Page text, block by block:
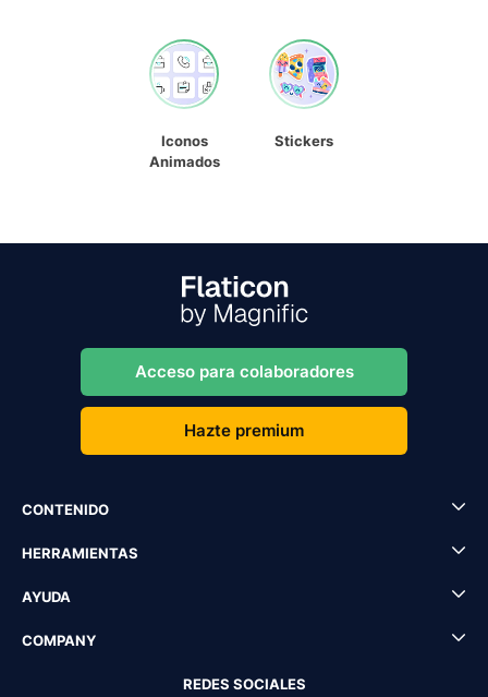
Iconos
Animados
Stickers
Acceso para colaboradores
Hazte premium
CONTENIDO
HERRAMIENTAS
AYUDA
COMPANY
REDES SOCIALES